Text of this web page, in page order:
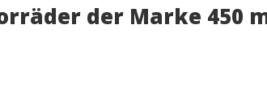
der Marke 450